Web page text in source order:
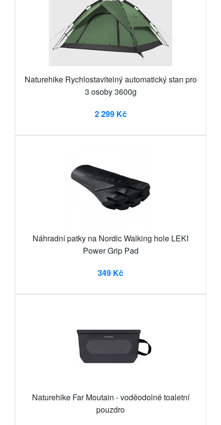
Naturehike Rychlostavitelný automatický stan pro
3 osoby 3600g
2 299 Kč
Náhradní patky na Nordic Walking hole LEKI
Power Grip Pad
349 Kč
Naturehike Far Moutain - voděodolné toaletní
pouzdro